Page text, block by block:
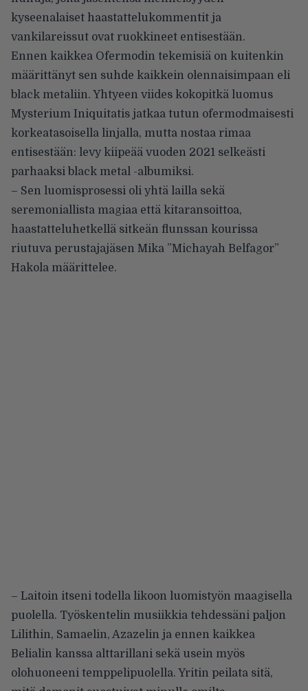
kyseenalaiset haastattelukommentit ja
vankilareissut ovat ruokkineet entisestään.
Ennen kaikkea Ofermodin tekemisiä on kuitenkin
määrittänyt sen suhde kaikkein olennaisimpaan eli
black metaliin. Yhtyeen viides kokopitkä luomus
Mysterium Iniquitatis jatkaa tutun ofermodmaisesti
korkeatasoisella linjalla, mutta nostaa rimaa
entisestään: levy kiipeää vuoden 2021 selkeästi
parhaaksi black metal -albumiksi.
– Sen luomisprosessi oli yhtä lailla sekä
seremoniallista magiaa että kitaransoittoa,
haastatteluhetkellä sitkeän flunssan kourissa
riutuva perustajajäsen Mika ”Michayah Belfagor”
Hakola määrittelee.
– Laitoin itseni todella likoon luomistyön maagisella
puolella. Työskentelin musiikkia tehdessäni paljon
Lilithin, Samaelin, Azazelin ja ennen kaikkea
Belialin kanssa alttarillani sekä usein myös
olohuoneeni temppelipuolella. Yritin peilata sitä,